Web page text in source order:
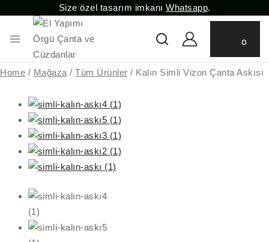
Size özel tasarım imkanı Whatsapp.
0
Home / Mağaza / Tüm Ürünler / Kalın Simli Vizon Çanta Askısı